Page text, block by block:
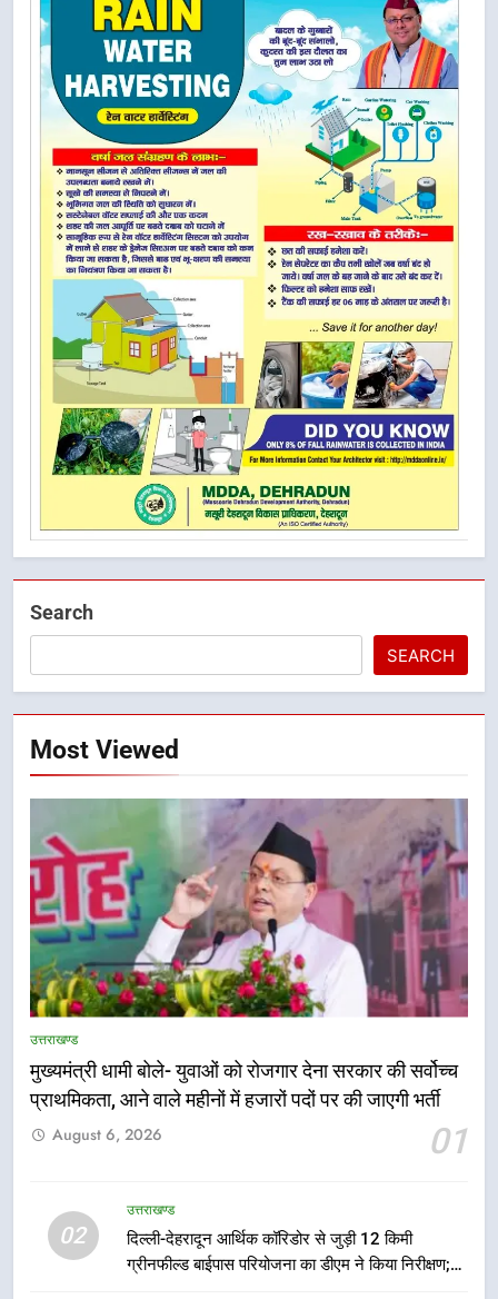
Search
SEARCH
Most Viewed
उत्तराखण्ड
मुख्यमंत्री धामी बोले- युवाओं को रोजगार देना सरकार की सर्वोच्च
प्राथमिकता, आने वाले महीनों में हजारों पदों पर की जाएगी भर्ती
01
August 6, 2026
02
उत्तराखण्ड
दिल्ली-देहरादून आर्थिक कॉरिडोर से जुड़ी 12 किमी
ग्रीनफील्ड बाईपास परियोजना का डीएम ने किया निरीक्षण;
5
एमडीडीए बोर्ड बैठक में 25 विकास प्रस्तावों
नियोजित विकास को मिलेगी रफ्तार
उत्तराखण्ड
मुख्यमंत्री पुष्कर सिंह धामी के दिशा-निर्देशों